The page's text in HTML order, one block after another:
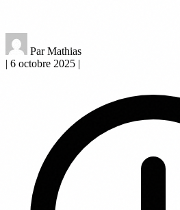
Par Mathias
| 6 octobre 2025 |